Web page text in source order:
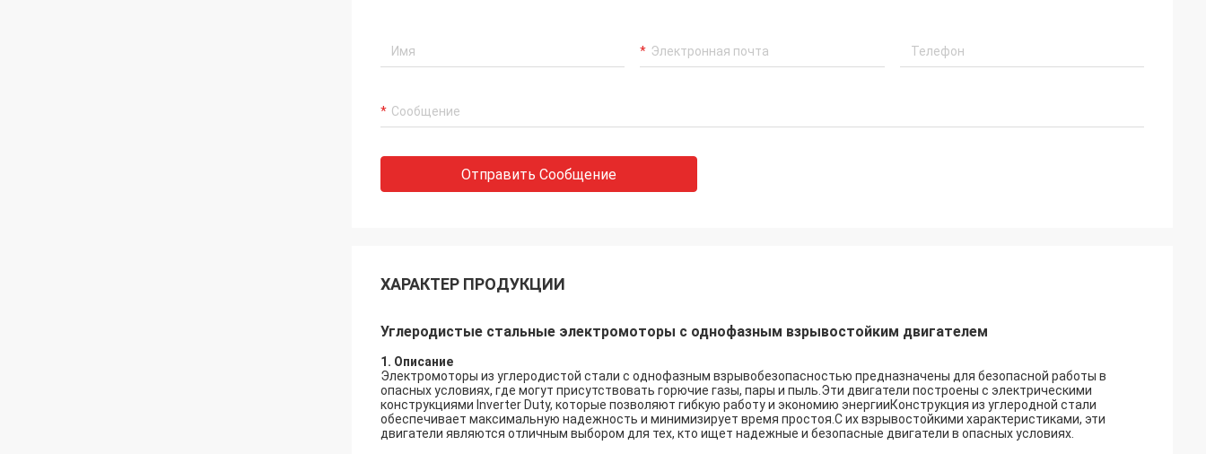
Отправить Сообщение
ХАРАКТЕР ПРОДУКЦИИ
Углеродистые стальные электромоторы с однофазным взрывостойким двигателем
1. Описание
Электромоторы из углеродистой стали с однофазным взрывобезопасностью предназначены для безопасной работы в
опасных условиях, где могут присутствовать горючие газы, пары и пыль.Эти двигатели построены с электрическими
конструкциями Inverter Duty, которые позволяют гибкую работу и экономию энергииКонструкция из углеродной стали
обеспечивает максимальную надежность и минимизирует время простоя.С их взрывостойкими характеристиками, эти
двигатели являются отличным выбором для тех, кто ищет надежные и безопасные двигатели в опасных условиях.